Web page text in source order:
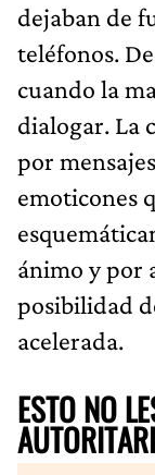
dejaban de
teléfonos.
cuando la
dialogar. La
por
emoticones
ánimo y por
posibilidad
acelerada.
ESTO NO